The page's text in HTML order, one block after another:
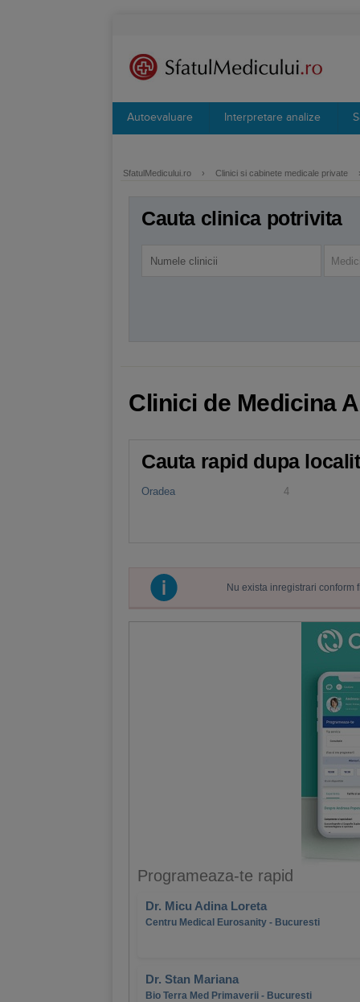
Autoevaluare Interpretare analize
SfatulMedicului.ro › Clinici si cabinete medicale private
Cauta clinica potrivita
Clinici de Medicina
Cauta rapid dupa
Oradea 4
Nu exista inregistrari
Programeaza-te rapid
Dr. Micu Adina Loreta
Centru Medical Eurosanity - Bucuresti
Dr. Stan Mariana
Bio Terra Med Primaverii - Bucuresti